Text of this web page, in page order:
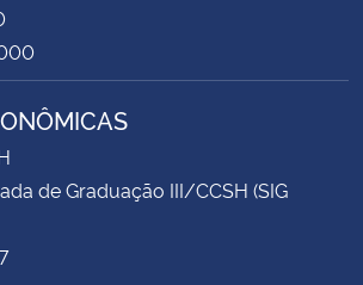
de Graduação III/CCSH (SIG